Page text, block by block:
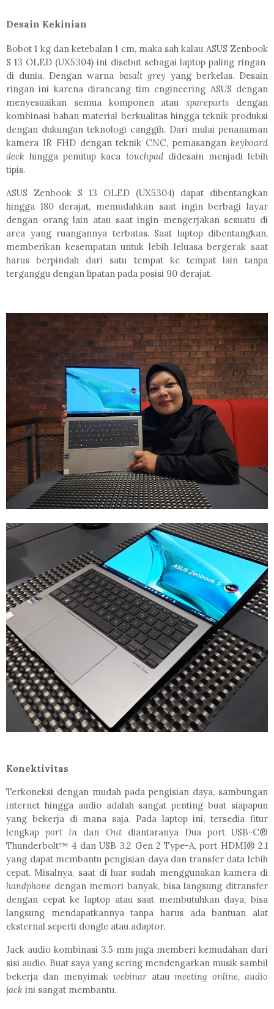
Desain Kekinian
Bobot 1 kg dan ketebalan 1 cm, maka sah kalau ASUS Zenbook
S 13 OLED (UX5304) ini disebut sebagai laptop paling ringan
di dunia. Dengan warna basalt grey yang berkelas. Desain
ringan ini karena dirancang tim engineering ASUS dengan
menyesuaikan semua komponen atau spareparts dengan
kombinasi bahan material berkualitas hingga teknik produksi
dengan dukungan teknologi canggih. Dari mulai penanaman
kamera IR FHD dengan teknik CNC, pemasangan keyboard
deckhingga penutup kaca touchpad didesain menjadi lebih
tipis.
ASUS Zenbook S 13 OLED (UX5304) dapat dibentangkan
hingga 180 derajat, memudahkan saat ingin berbagi layar
dengan orang lain atau saat ingin mengerjakan sesuatu di
area yang ruangannya terbatas. Saat laptop dibentangkan,
memberikan kesempatan untuk lebih leluasa bergerak saat
harus berpindah dari satu tempat ke tempat lain tanpa
terganggu dengan lipatan pada posisi 90 derajat.
Konektivitas
Terkoneksi dengan mudah pada pengisian daya, sambungan
internet hingga audio adalah sangat penting buat siapapun
yang bekerja di mana saja. Pada laptop ini, tersedia fitur
lengkapport In dan Out diantaranya Dua port USB-C®
Thunderbolt™ 4 dan USB 3.2 Gen 2 Type-A, port HDMI® 2.1
yang dapat membantu pengisian daya dan transfer data lebih
cepat. Misalnya, saat di luar sudah menggunakan kamera di
handphone dengan memori banyak, bisa langsung ditransfer
dengan cepat ke laptop atau saat membutuhkan daya, bisa
langsung mendapatkannya tanpa harus ada bantuan alat
eksternal seperti dongle atau adaptor.
Jack audio kombinasi 3.5 mm juga memberi kemudahan dari
sisi audio. Buat saya yang sering mendengarkan musik sambil
bekerja dan menyimak webinar atau meeting online, audio
jack ini sangat membantu.